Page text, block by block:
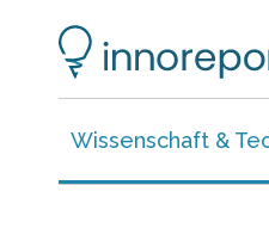
Wissenschaft &